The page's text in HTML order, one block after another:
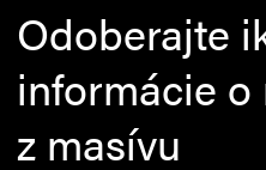
Odoberajte
informácie o
z masívu